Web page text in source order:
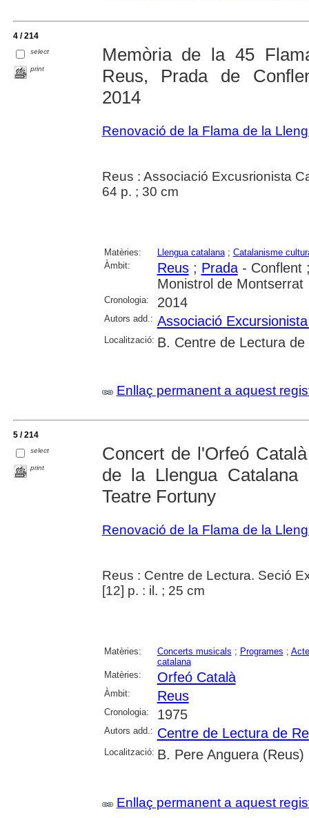
4 / 214
select
print
Memòria de la 45
Reus, Prada de
2014
Renovació de la Flama de la
Reus : Associació Excusrionista
64 p. ; 30 cm
Matèries: Llengua catalana; Catalanisme
Àmbit:
Reus; Prada- Conflent
Monistrol de Montserrat
Cronologia: 2014
Autors add.: Associació
Localització: B. Centre de Lectura de
Enllaç permanent a aquest
5 / 214
select
print
Concert de l'Orfeó
de la Llengua
Teatre Fortuny
Renovació de la Flama de la
Reus : Centre de Lectura. Seció
[12] p. : il. ; 25 cm
Matèries: Concerts musicals ; Programes ;
catalana
Matèries:
Orfeó Català
Àmbit: Reus
Cronologia: 1975
Autors add.: Centre de Lectura de
Localització: B. Pere Anguera (Reus)
Enllaç permanent a aquest